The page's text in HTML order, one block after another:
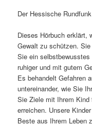
Der Hessische
Dieses Hörbuch erklärt,
Gewalt zu schützen.
Sie ein
ruhiger und mit gutem
Es behandelt Gefahren
untereinander, wie Sie
Sie Ziele mit Ihrem Kind
erreichen. Unsere
Beste aus Ihrem Leben